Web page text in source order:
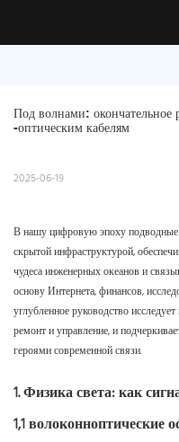
Под волнами: окончательное
-оптическим кабелям
2025-06-19
В нашу цифровую эпоху подводные
скрытой инфраструктурой,
чудеса инженерных океанов и
основу Интернета, финансов,
углубленное руководство
ремонт и управление, и
героями современной связи.
1. Физика света: как
1,1 волоконноптические